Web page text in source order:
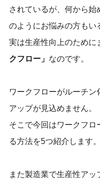
されているが、何から始
のようにお悩みの方もい
実は生産性向上のために
クフロー」 なのです。
ワークフローがルーチ
アップが見込めません。
そこで今回はワークフ
る方法を5つ紹介します。
また製造業で生産性ア